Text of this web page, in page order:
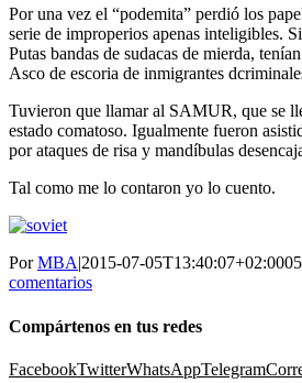
Por una vez el “podemita” perdió los
serie de improperios apenas inteligibles.
Putas bandas de sudacas de mierda,
Asco de escoria de inmigrantes
Tuvieron que llamar al SAMUR, que se
estado comatoso. Igualmente fueron
por ataques de risa y mandíbulas
Tal como me lo contaron yo lo cuento.
PorMBA|2015-07-05T13:40:07+02:00
comentarios
Compártenos en tus redes
FacebookTwitterWhatsAppTelegram